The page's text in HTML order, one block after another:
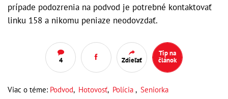
prípade podozrenia na podvod je potrebné kontaktovať
linku 158 a nikomu peniaze neodovzdať.
4 Zdieľať
Tip na
článok
Viac o téme: Podvod, Hotovosť, Polícia , Seniorka